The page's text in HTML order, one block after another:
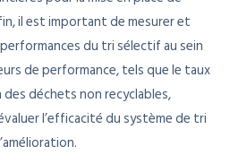
il est important de mesurer et
du tri sélectif au sein
de performance, tels que le taux
déchets non recyclables,
l’efficacité du système de tri